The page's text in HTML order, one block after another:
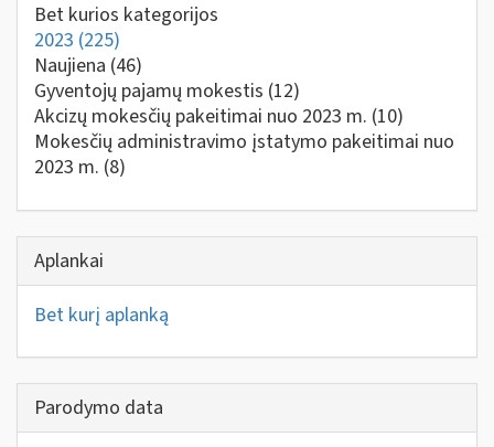
Bet kurios kategorijos
2023 (225)
Naujiena (46)
Gyventojų pajamų mokestis (12)
Akcizų mokesčių pakeitimai nuo 2023 m. (10)
Mokesčių administravimo įstatymo pakeitimai nuo
2023 m. (8)
Aplankai
Bet kurį aplanką
Parodymo data